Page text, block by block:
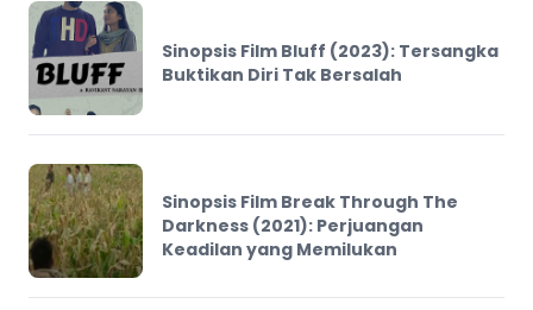
Sinopsis Film Bluff (2023): Tersangka
Buktikan Diri Tak Bersalah
Sinopsis Film Break Through The
Darkness (2021): Perjuangan
Keadilan yang Memilukan